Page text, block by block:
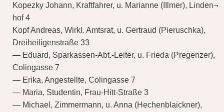
Kopezky Johann, Kraftfahrer, u. Marianne (IIlmer), Linden¬
hof 4
Kopf Andreas, Wirkl. Amtsrat, u. Gertraud (Pieruschka),
Dreiheiligenstraße 33
— Eduard, Sparkassen-Abt.-Leiter, u. Frieda (Pregenzer),
Colingasse 7
— Erika, Angestellte, Colingasse 7
— Maria, Studentin, Frau-Hitt-Straße 3
— Michael, Zimmermann, u. Anna (Hechenblaickner),